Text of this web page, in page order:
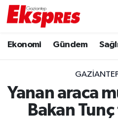
Ekonomi Gündem
Yanan araca
Bakan
Ekonomi
Genel
Trafik Durumu
Puan Durumu ve
Tüm Manşetler